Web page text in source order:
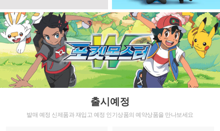
출시예정
발매 예정 신제품과 재입고 예정 인기상품의 예약상품을 만나보세요